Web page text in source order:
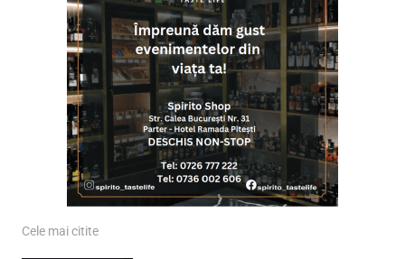
Cele mai citite